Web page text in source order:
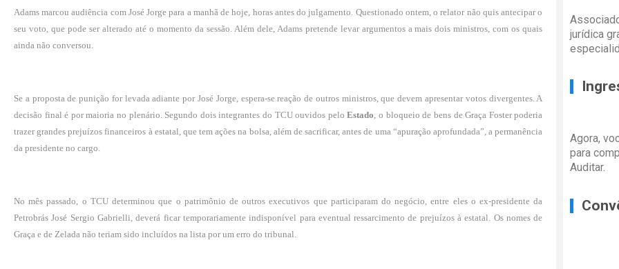
Adams marcou audiência com José Jorge para a manhã de hoje, horas antes do julgamento. Questionado ontem, o relator não quis antecipar o
seu voto, que pode ser alterado até o momento da sessão. Além dele, Adams pretende levar argumentos a mais dois ministros, com os quais
ainda não conversou.
Se a proposta de punição for levada adiante por José Jorge, espera-se reação de outros ministros, que devem apresentar votos divergentes. A
decisão final é por maioria no plenário. Segundo dois integrantes do TCU ouvidos peloEstado, o bloqueio de bens de Graça Foster poderia
trazer grandes prejuízos financeiros à estatal, que tem ações na bolsa, além de sacrificar, antes de uma “apuração aprofundada”, a permanência
da presidente no cargo.
No mês passado, o TCU determinou que o patrimônio de outros executivos que participaram do negócio, entre eles o ex-presidente da
Petrobrás José Sergio Gabrielli, deverá ficar temporariamente indisponível para eventual ressarcimento de prejuízos à estatal. Os nomes de
Graça e de Zelada não teriam sido incluídos na lista por um erro do tribunal.
jurídica
Agora,
para
Auditar.